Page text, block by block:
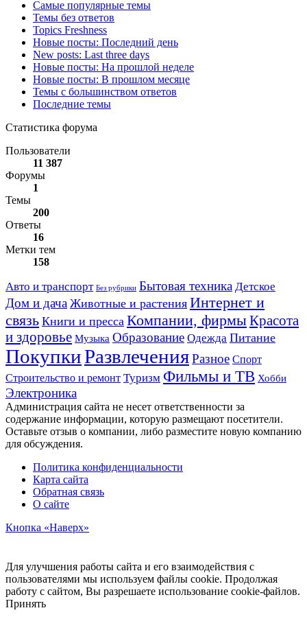
Самые популярные темы
Темы без ответов
Topics Freshness
Новые посты: Последний день
New posts: Last three days
Новые посты: На прошлой неделе
Новые посты: В прошлом месяце
Темы с большинством ответов
Последние темы
Статистика форума
Пользователи
11 387
Форумы
1
Темы
200
Ответы
16
Метки тем
158
Авто и транспорт Без рубрики Бытовая техника Детское
Дом и дача Животные и растения Интернет и
связь Книги и пресса Компании, фирмыКрасота
и здоровье Музыка Образование Одежда Питание
ПокупкиРазвлеченияРазное Спорт
Строительство и ремонт Туризм Фильмы и ТВ Хобби
Электроника
Администрация сайта не несет ответственности за
содержание информации, которую размещают посетители.
Оставьте отзыв о компании, либо разместите новую компанию
для обсуждения.
Политика конфиденциальности
Карта сайта
Обратная связь
О сайте
Кнопка «Наверх»
Для улучшения работы сайта и его взаимодействия с
пользователями мы используем файлы cookie. Продолжая
работу с сайтом, Вы разрешаете использование cookie-файлов.
Принять